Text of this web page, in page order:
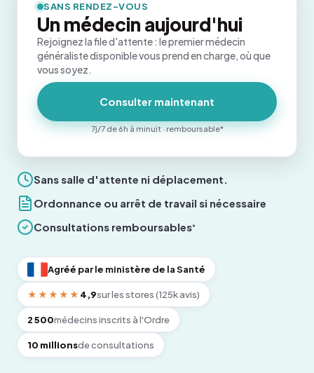
Sans salle d'attente ni déplacement.
Ordonnance ou arrêt de travail si nécessaire
Consultations remboursables*
Agréé par le ministère de la Santé
★★★★★ 4,9sur les stores (125k avis)
2 500médecins inscrits à l'Ordre
10 millionsde consultations
SANS RENDEZ-VOUS
Un médecin aujourd'hui
Rejoignez la file d'attente : le premier médecin
généraliste disponible vous prend en charge, où que
vous soyez.
Consulter maintenant
7j/7 de 6h à minuit · remboursable*